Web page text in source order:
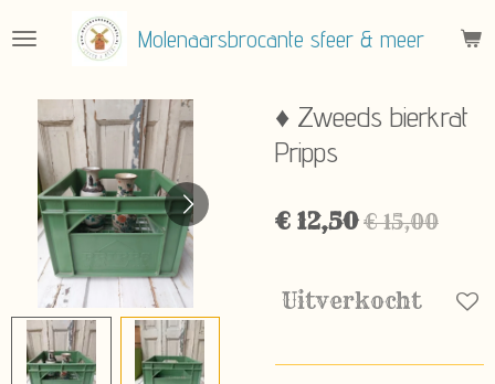
direct
hoofdinhoud
Molenaarsbrocante sfeer & meer
♦ Zweeds bierkrat
Pripps
€ 12,50€ 15,00
Uitverkocht